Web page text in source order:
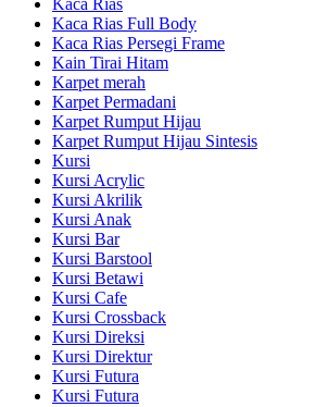
Kaca Rias
Kaca Rias Full Body
Kaca Rias Persegi Frame
Kain Tirai Hitam
Karpet merah
Karpet Permadani
Karpet Rumput Hijau
Karpet Rumput Hijau Sintesis
Kursi
Kursi Acrylic
Kursi Akrilik
Kursi Anak
Kursi Bar
Kursi Barstool
Kursi Betawi
Kursi Cafe
Kursi Crossback
Kursi Direksi
Kursi Direktur
Kursi Futura
Kursi Futura